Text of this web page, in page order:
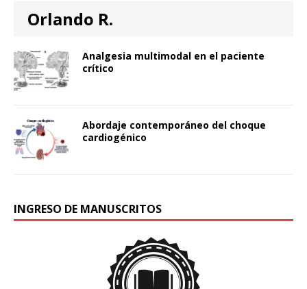
Orlando R.
Analgesia multimodal en el paciente
crítico
Abordaje contemporáneo del choque
cardiogénico
INGRESO DE MANUSCRITOS